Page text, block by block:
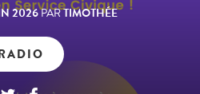
2026PARTIMOTHÉE